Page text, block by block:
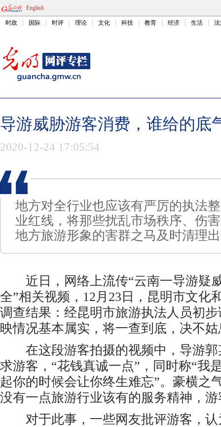
English
时政 国际 时评 理论 文化 科技 教育 经济 生活
导游威胁游客消费，谁给的底
2020-12-24 17:05:54
地方对全行业也应该有严厉的执法
业红线，将那些扰乱市场秩序、伤
地方旅游形象的害群之马及时清理
近日，网络上流传“云南一导游疑
全”相关视频，12月23日，昆明市文化
调查结果：经昆明市旅游执法人员初
映情况基本属实，将一查到底，决不
在这段游客拍摄的视频中，导游郭
求游客，“花钱真诚一点”，同时称“我
起你的时候会让你终生难忘”。豪横之
没有一点旅游行业该有的服务精神，
对于此事，一些网友批评游客，认